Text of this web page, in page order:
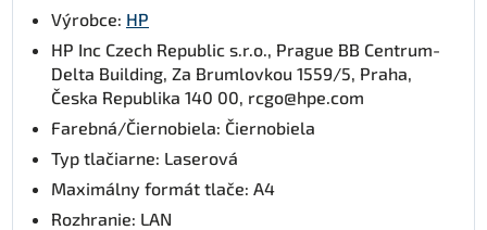
Výrobce: HP
HP Inc Czech Republic s.r.o., Prague BB Centrum-
Delta Building, Za Brumlovkou 1559/5, Praha,
Česka Republika 140 00, rcgo@hpe.com
Farebná/Čiernobiela: Čiernobiela
Typ tlačiarne: Laserová
Maximálny formát tlače: A4
Rozhranie: LAN